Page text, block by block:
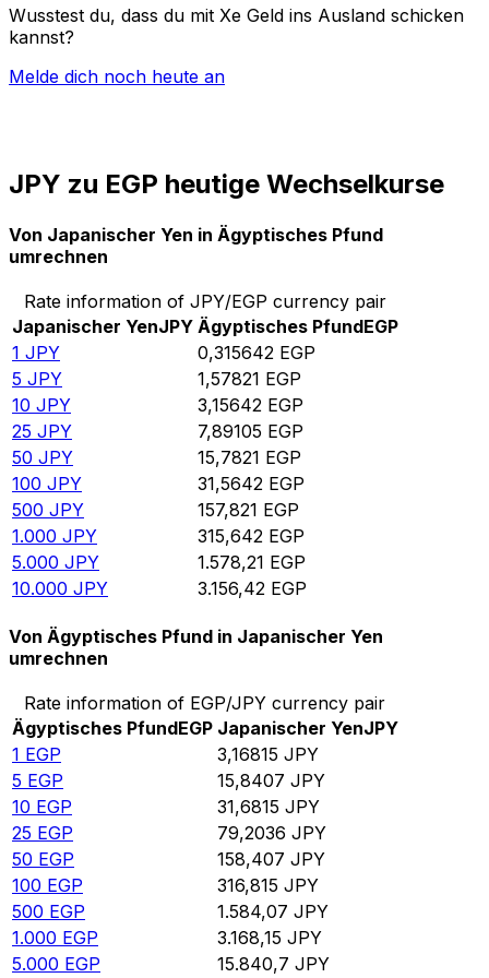
Wusstest du, dass du mit Xe Geld ins Ausland schicken
kannst?
Melde dich noch heute an
JPY zu EGP heutige Wechselkurse
Von Japanischer Yen in Ägyptisches Pfund
umrechnen
Rate information of JPY/EGP currency pair
Japanischer YenJPY Ägyptisches PfundEGP
1 JPY 0,315642 EGP
5 JPY 1,57821 EGP
10 JPY 3,15642 EGP
25 JPY 7,89105 EGP
50 JPY 15,7821 EGP
100 JPY 31,5642 EGP
500 JPY 157,821 EGP
1.000 JPY 315,642 EGP
5.000 JPY 1.578,21 EGP
10.000 JPY 3.156,42 EGP
Von Ägyptisches Pfund in Japanischer Yen
umrechnen
Rate information of EGP/JPY currency pair
Ägyptisches PfundEGP Japanischer YenJPY
1 EGP 3,16815 JPY
5 EGP 15,8407 JPY
10 EGP 31,6815 JPY
25 EGP 79,2036 JPY
50 EGP 158,407 JPY
100 EGP 316,815 JPY
500 EGP 1.584,07 JPY
1.000 EGP 3.168,15 JPY
5.000 EGP 15.840,7 JPY